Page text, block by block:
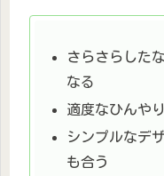
さらさらした
なる
適度なひんや
シンプルなデ
も合う